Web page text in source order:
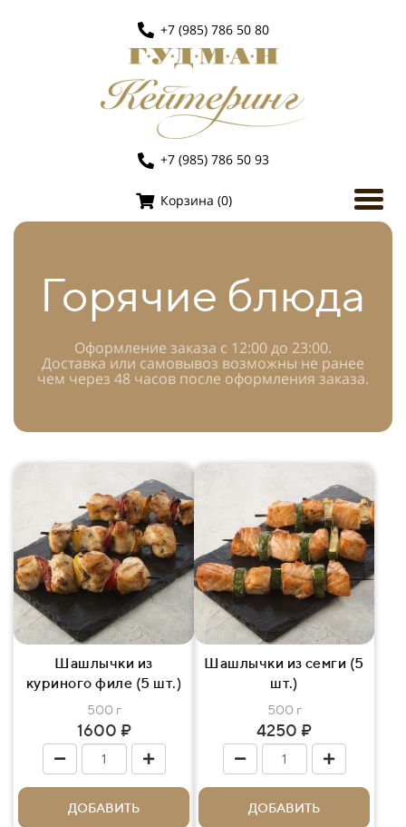
+7 (985) 786 50 80
+7 (985) 786 50 93
Корзина (0)
Горячие блюда
Оформление заказа с 12:00 до 23:00.
Доставка или самовывоз возможны не ранее
чем через 48 часов после оформления заказа.
Шашлычки из
куриного филе (5 шт.)
500 г
1600 ₽
ДОБАВИТЬ
Шашлычки из семги (5
шт.)
500 г
4250 ₽
ДОБАВИТЬ